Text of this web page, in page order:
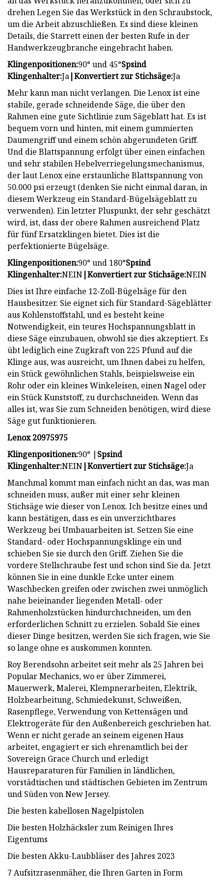
drehen Legen Sie das Werkstück in den Schraubstock,
um die Arbeit abzuschließen. Es sind diese kleinen
Details, die Starrett einen der besten Rufe in der
Handwerkzeugbranche eingebracht haben.
Klingenpositionen:90° und 45°Spsind
Klingenhalter:Ja|Konvertiert zur Stichsäge:Ja
Mehr kann man nicht verlangen. Die Lenox ist eine
stabile, gerade schneidende Säge, die über den
Rahmen eine gute Sichtlinie zum Sägeblatt hat. Es ist
bequem vorn und hinten, mit einem gummierten
Daumengriff und einem schön abgerundeten Griff.
Und die Blattspannung erfolgt über einen einfachen
und sehr stabilen Hebelverriegelungsmechanismus,
der laut Lenox eine erstaunliche Blattspannung von
50.000 psi erzeugt (denken Sie nicht einmal daran, in
diesem Werkzeug ein Standard-Bügelsägeblatt zu
verwenden). Ein letzter Pluspunkt, der sehr geschätzt
wird, ist, dass der obere Rahmen ausreichend Platz
für fünf Ersatzklingen bietet. Dies ist die
perfektionierte Bügelsäge.
Klingenpositionen:90° und 180°Spsind
Klingenhalter:NEIN |Konvertiert zur Stichsäge:NEIN
Dies ist Ihre einfache 12-Zoll-Bügelsäge für den
Hausbesitzer. Sie eignet sich für Standard-Sägeblätter
aus Kohlenstoffstahl, und es besteht keine
Notwendigkeit, ein teures Hochspannungsblatt in
diese Säge einzubauen, obwohl sie dies akzeptiert. Es
übt lediglich eine Zugkraft von 225 Pfund auf die
Klinge aus, was ausreicht, um Ihnen dabei zu helfen,
ein Stück gewöhnlichen Stahls, beispielsweise ein
Rohr oder ein kleines Winkeleisen, einen Nagel oder
ein Stück Kunststoff, zu durchschneiden. Wenn das
alles ist, was Sie zum Schneiden benötigen, wird diese
Säge gut funktionieren.
Lenox 20975975
Klingenpositionen:90° | Spsind
Klingenhalter:NEIN |Konvertiert zur Stichsäge:Ja
Manchmal kommt man einfach nicht an das, was man
schneiden muss, außer mit einer sehr kleinen
Stichsäge wie dieser von Lenox. Ich besitze eines und
kann bestätigen, dass es ein unverzichtbares
Werkzeug bei Umbauarbeiten ist. Setzen Sie eine
Standard- oder Hochspannungsklinge ein und
schieben Sie sie durch den Griff. Ziehen Sie die
vordere Stellschraube fest und schon sind Sie da. Jetzt
können Sie in eine dunkle Ecke unter einem
Waschbecken greifen oder zwischen zwei unmöglich
nahe beieinander liegenden Metall- oder
Rahmenholzstücken hindurchschneiden, um den
erforderlichen Schnitt zu erzielen. Sobald Sie eines
dieser Dinge besitzen, werden Sie sich fragen, wie Sie
so lange ohne es auskommen konnten.
Roy Berendsohn arbeitet seit mehr als 25 Jahren bei
Popular Mechanics, wo er über Zimmerei,
Mauerwerk, Malerei, Klempnerarbeiten, Elektrik,
Holzbearbeitung, Schmiedekunst, Schweißen,
Rasenpflege, Verwendung von Kettensägen und
Elektrogeräte für den Außenbereich geschrieben hat.
Wenn er nicht gerade an seinem eigenen Haus
arbeitet, engagiert er sich ehrenamtlich bei der
Sovereign Grace Church und erledigt
Hausreparaturen für Familien in ländlichen,
vorstädtischen und städtischen Gebieten im Zentrum
und Süden von New Jersey.
Die besten kabellosen Nagelpistolen
Die besten Holzhäcksler zum Reinigen Ihres
Eigentums
Die besten Akku-Laubbläser des Jahres 2023
7 Aufsitzrasenmäher, die Ihren Garten in Form